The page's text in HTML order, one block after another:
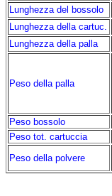
Lunghezza del bossolo
Lunghezza della cartuc.
Lunghezza della palla
Peso della palla
Peso bossolo
Peso tot. cartuccia
Peso della polvere